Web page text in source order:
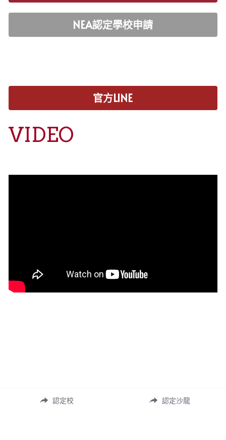
NEA認定學校申請
官方LINE
VIDEO
認定校 認定沙龍